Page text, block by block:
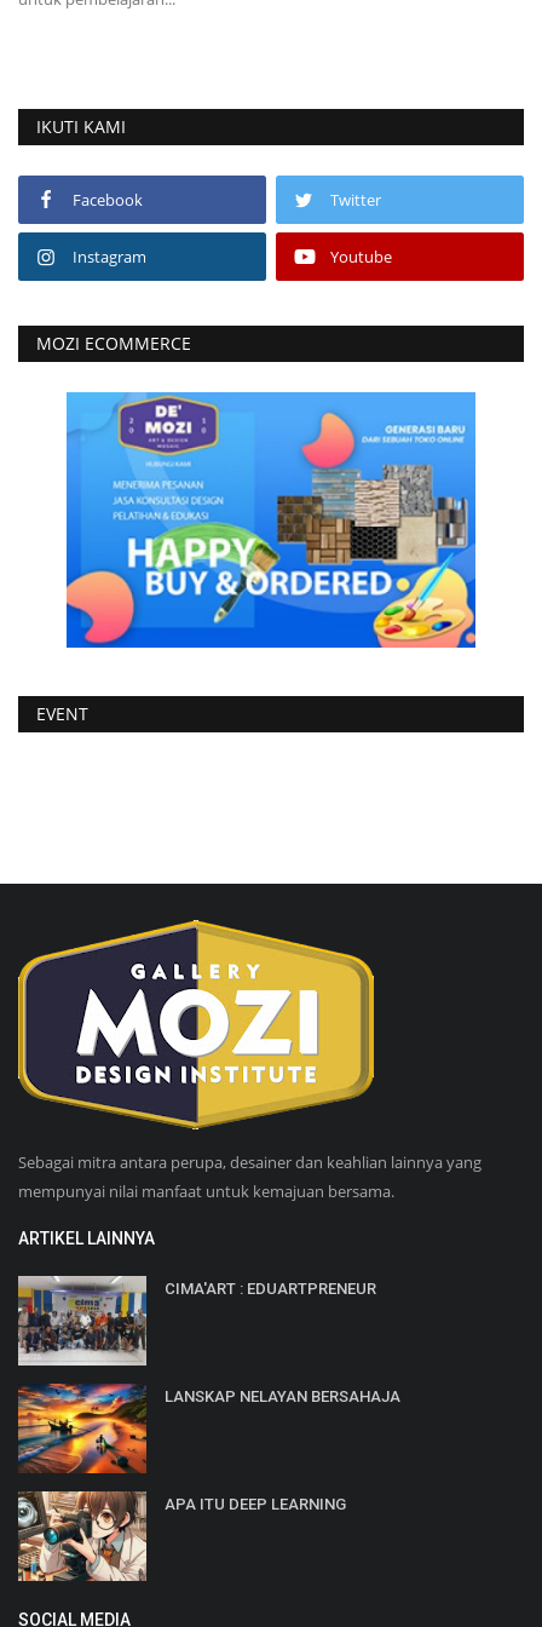
IKUTI KAMI
Facebook Twitter
Instagram Youtube
MOZI ECOMMERCE
EVENT
Sebagai mitra antara perupa, desainer dan keahlian lainnya yang
mempunyai nilai manfaat untuk kemajuan bersama.
ARTIKEL LAINNYA
CIMA'ART : EDUARTPRENEUR
LANSKAP NELAYAN BERSAHAJA
APA ITU DEEP LEARNING
SOCIAL MEDIA